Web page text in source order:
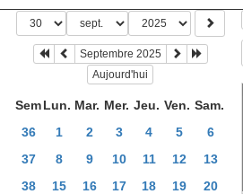
Septembre 2025
Aujourd'hui
SemLun. Mar. Mer. Jeu. Ven. Sam.
36
1 2 3 4 5
6
37
8 9 10 11 12
13
38
15 16 17 18 19
20